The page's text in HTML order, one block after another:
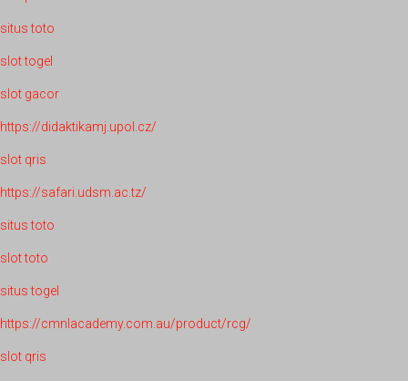
situs toto
slot togel
slot gacor
https://didaktikamj.upol.cz/
slot qris
https://safari.udsm.ac.tz/
situs toto
slot toto
situs togel
https://cmnlacademy.com.au/product/rcg/
slot qris